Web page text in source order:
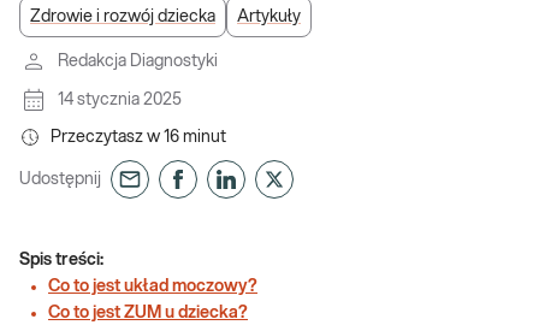
Zdrowie i rozwój dziecka Artykuły
Redakcja Diagnostyki
14 stycznia 2025
Przeczytasz w 16 minut
Udostępnij
Spis treści:
Co to jest układ moczowy?
Co to jest ZUM u dziecka?